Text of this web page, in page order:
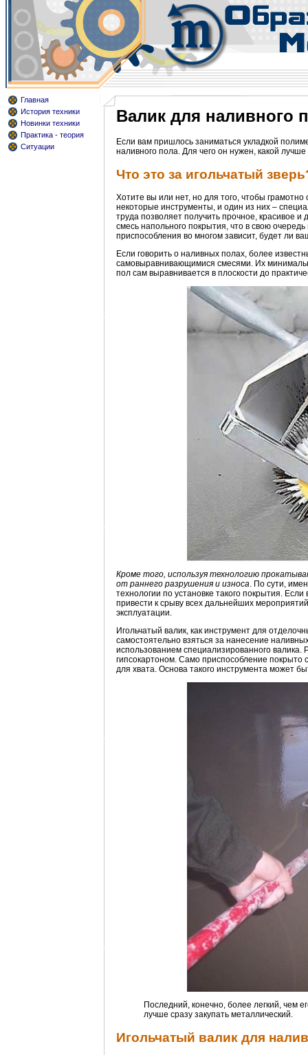
Главная
История техники
Новинки техники
Практика - теория
Ситуации
Валик для наливного
Если вам пришлось заниматься укладкой
наливного пола. Для чего он нужен, какой
Что это за игольчатый
Хотите вы или нет, но для того, чтобы
некоторые инструменты, и один из них –
труда позволяет получить прочное, красивое
смесь напольного покрытия, что в свою
приспособления во многом зависит, будет ли
Если говорить о наливных полах, более
самовыравнивающимися смесями. Их
пол сам выравнивается в плоскости до
Кроме того, используя технологию
от раннего разрушения и износа. По сути,
технологии по установке такого покрытия.
привести к срыву всех дальнейших
эксплуатации.
Игольчатый валик, как инструмент для
самостоятельно взяться за нанесение
использованием специализированного
гипсокартоном. Само приспособление покрыто
для хвата. Основа такого инструмента может
Последний, конечно, более легкий, чем
лучше сразу закупать металлический.
Игольчатый валик для